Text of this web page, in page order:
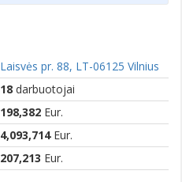
Laisvės pr. 88, LT-06125 Vilnius
18 darbuotojai
198,382 Eur.
4,093,714Eur.
207,213 Eur.